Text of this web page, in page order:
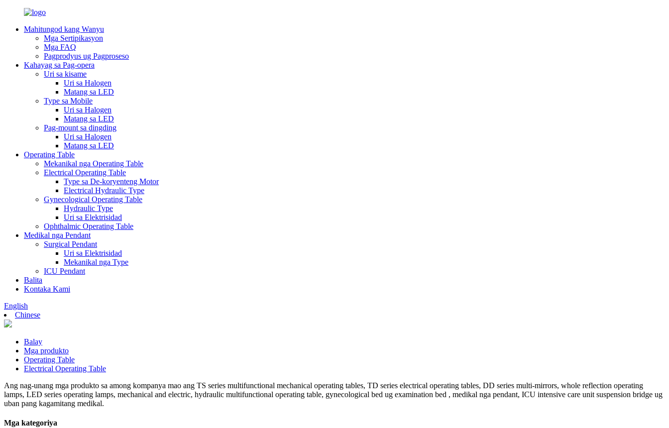
Mahitungod kang Wanyu
Mga Sertipikasyon
Mga FAQ
Pagprodyus ug Pagproseso
Kahayag sa Pag-opera
Uri sa kisame
Uri sa Halogen
Matang sa LED
Type sa Mobile
Uri sa Halogen
Matang sa LED
Pag-mount sa dingding
Uri sa Halogen
Matang sa LED
Operating Table
Mekanikal nga Operating Table
Electrical Operating Table
Type sa De-koryenteng Motor
Electrical Hydraulic Type
Gynecological Operating Table
Hydraulic Type
Uri sa Elektrisidad
Ophthalmic Operating Table
Medikal nga Pendant
Surgical Pendant
Uri sa Elektrisidad
Mekanikal nga Type
ICU Pendant
Balita
Kontaka Kami
English
Chinese
Balay
Mga produkto
Operating Table
Electrical Operating Table
Ang nag-unang mga produkto sa among kompanya mao ang TS series multifunctional mechanical operating tables, TD series electrical operating tables, DD series multi-mirrors, whole reflection operating
lamps, LED series operating lamps, mechanical and electric, hydraulic multifunctional operating table, gynecological bed ug examination bed , medikal nga pendant, ICU intensive care unit suspension bridge ug
uban pang kagamitang medikal.
Mga kategoriya